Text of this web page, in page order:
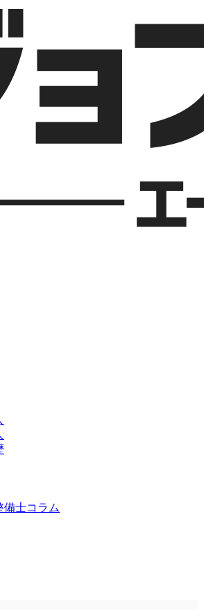
備士コラム